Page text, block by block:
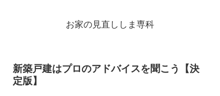
お家の見直ししま専科
新築戸建はプロのアドバイスを聞こう【決
定版】